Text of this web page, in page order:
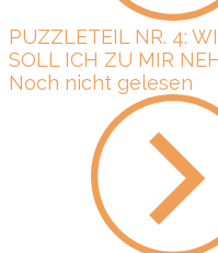
PUZZLETEIL NR. 4:
SOLL ICH ZU MIR
Noch nicht gelesen